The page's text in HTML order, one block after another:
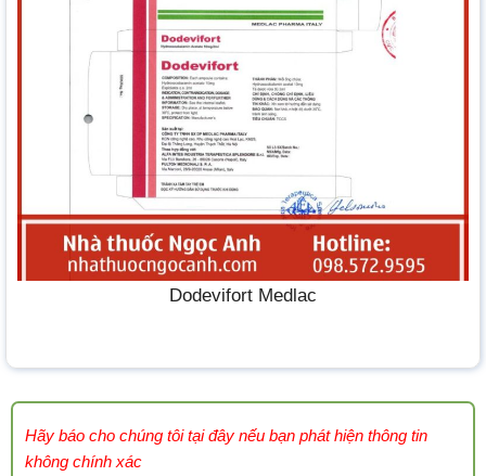
Dodevifort Medlac
Hãy báo cho chúng tôi tại đây nếu bạn phát hiện thông tin
không chính xác